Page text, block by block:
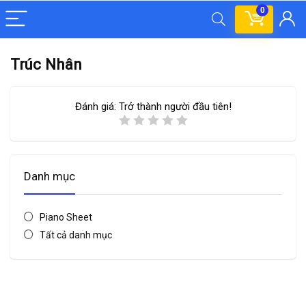
0
Trúc Nhân
Đánh giá: Trở thành người đầu tiên!
Danh mục
Piano Sheet
Tất cả danh mục